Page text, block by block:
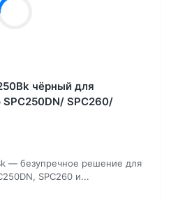
чёрный для
SPC260/
— безупречное решение для
SPC260 и...